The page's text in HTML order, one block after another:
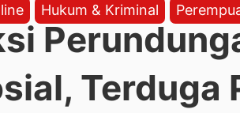
Hukum & Kriminal
Terduga